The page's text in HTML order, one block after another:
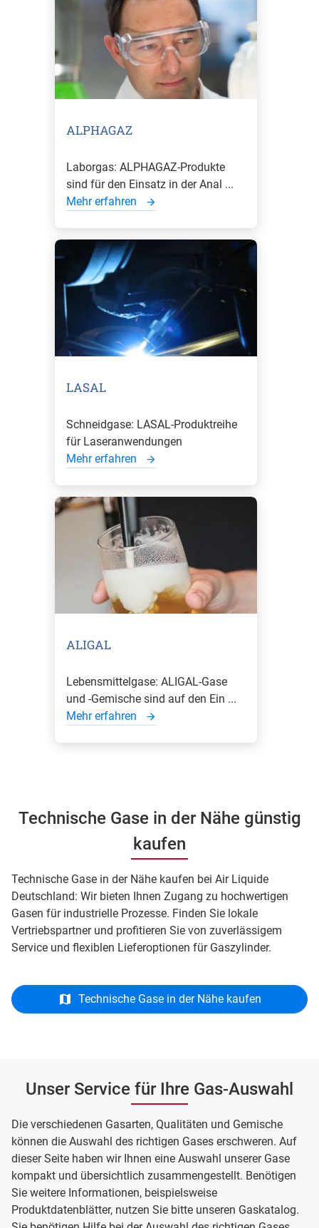
ALPHAGAZ
Laborgas: ALPHAGAZ-Produkte
sind für den Einsatz in der Anal ...
Mehr erfahren
LASAL
Schneidgase: LASAL-Produktreihe
für Laseranwendungen
Mehr erfahren
ALIGAL
Lebensmittelgase: ALIGAL-Gase
und -Gemische sind auf den Ein ...
Mehr erfahren
Technische Gase in der Nähe günstig
kaufen
Technische Gase in der Nähe kaufen bei Air Liquide
Deutschland: Wir bieten Ihnen Zugang zu hochwertigen
Gasen für industrielle Prozesse. Finden Sie lokale
Vertriebspartner und profitieren Sie von zuverlässigem
Service und flexiblen Lieferoptionen für Gaszylinder.
Technische Gase in der Nähe kaufen
Unser Service für Ihre Gas-Auswahl
Die verschiedenen Gasarten, Qualitäten und Gemische
können die Auswahl des richtigen Gases erschweren. Auf
dieser Seite haben wir Ihnen eine Auswahl unserer Gase
kompakt und übersichtlich zusammengestellt. Benötigen
Sie weitere Informationen, beispielsweise
Produktdatenblätter, nutzen Sie bitte unseren Gaskatalog.